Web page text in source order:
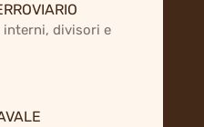
interni, divisori e